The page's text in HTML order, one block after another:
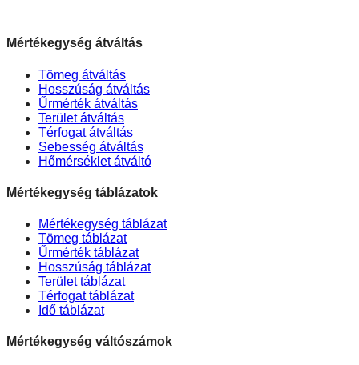
Mértékegység átváltás
Tömeg átváltás
Hosszúság átváltás
Űrmérték átváltás
Terület átváltás
Térfogat átváltás
Sebesség átváltás
Hőmérséklet átváltó
Mértékegység táblázatok
Mértékegység táblázat
Tömeg táblázat
Űrmérték táblázat
Hosszúság táblázat
Terület táblázat
Térfogat táblázat
Idő táblázat
Mértékegység váltószámok